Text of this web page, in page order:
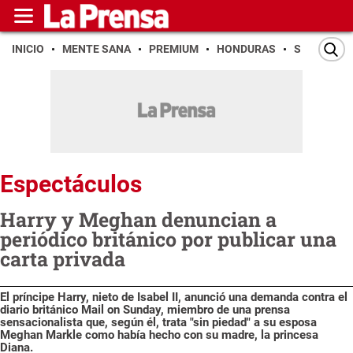
INICIO MENTE SANA PREMIUM HONDURAS SAN PEDRO
Espectáculos
Harry y Meghan denuncian a
periódico británico por publicar una
carta privada
El príncipe Harry, nieto de Isabel II, anunció una demanda contra el
diario británico Mail on Sunday, miembro de una prensa
sensacionalista que, según él, trata "sin piedad" a su esposa
Meghan Markle como había hecho con su madre, la princesa
Diana.